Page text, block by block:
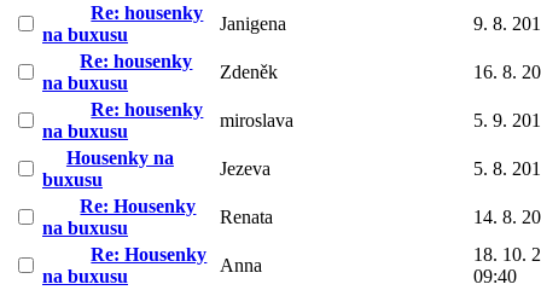
Re: housenky
na buxusu
Janigena
9. 8.
Re: housenky
na buxusu
Zdeněk
16. 8.
Re: housenky
na buxusu
miroslava
5. 9.
Housenky na
buxusu
Jezeva
5. 8.
Re: Housenky
na buxusu
Renata
14. 8.
Re: Housenky
na buxusu
Anna
18. 10.
09:40